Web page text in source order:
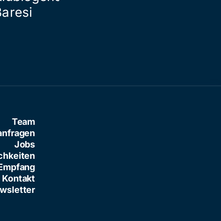
Team
Jobs
Kontakt